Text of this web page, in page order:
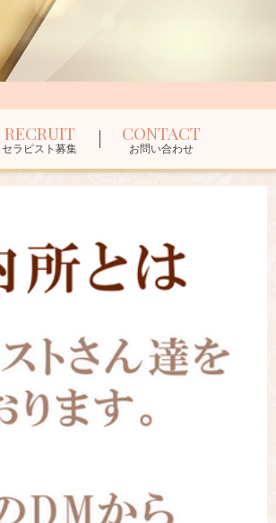
RECRUIT
セラピスト募集
CONTACT
お問い合わせ